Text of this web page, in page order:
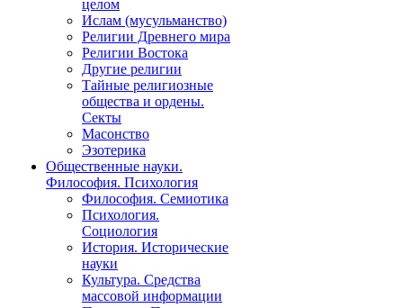
целом
Ислам (мусульманство)
Религии Древнего мира
Религии Востока
Другие религии
Тайные религиозные
общества и ордены.
Секты
Масонство
Эзотерика
Общественные науки.
Философия. Психология
Философия. Семиотика
Психология.
Социология
История. Исторические
науки
Культура. Средства
массовой информации